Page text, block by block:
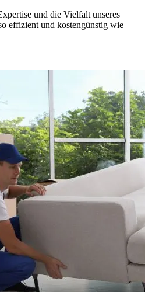
und die Vielfalt unseres
effizient und kostengünstig wie